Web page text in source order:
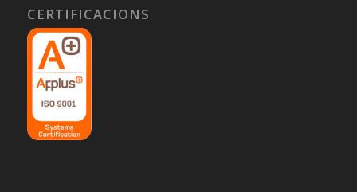
CERTIFICACIONS